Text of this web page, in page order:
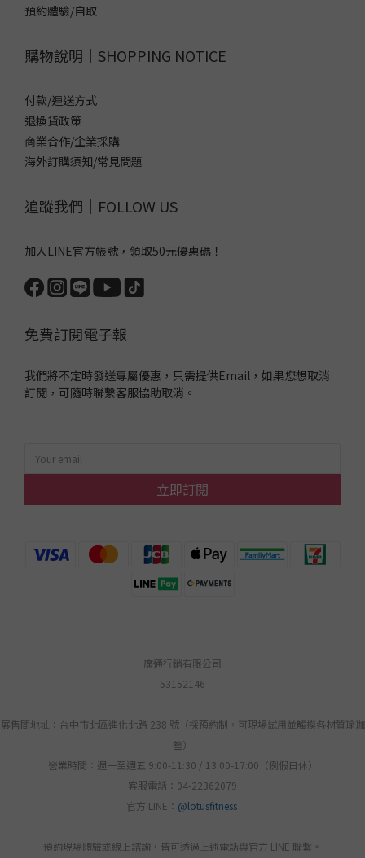
預約體驗/自取
購物說明｜SHOPPING NOTICE
付款/運送方式
退換貨政策
商業合作/企業採購
海外訂購須知/常見問題
追蹤我們｜FOLLOW US
加入LINE官方帳號，領取50元優惠碼！
免費訂閱電子報
我們將不定時發送專屬優惠，只需提供Email，如果您想取消
訂閱，可隨時聯繫客服協助取消。
立即訂閱
廣通行銷有限公司
53152146
展售間地址：台中市北區進化北路 238 號（採預約制，可現場試用並觸摸各材質瑜珈
墊）
營業時間：週一至週五 9:00-11:30 / 13:00-17:00（例假日休）
客服電話：04-22362079
官方 LINE： @lotusfitness
預約現場體驗或線上諮詢，皆可透過上述電話與官方 LINE 聯繫。